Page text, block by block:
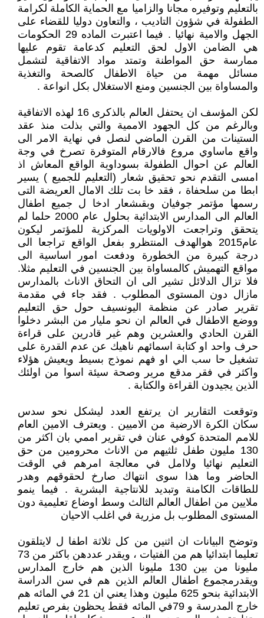
بالتعليم وتوفيره مجانا والزاميا مع الحماية الكاملة لكرامة
الطفولة في شؤون التاديب ، والتعاون دوليا للقضاء على
الجهل والامية نهائيا . فيما اعتبرت الماده 29 الحكومات
هي الضامن الاول لحق التعليم كدعامة تقوم عليها
ممارسة حق المواطنة وتمتد مواد الاتفاقية لتشمل
مسائل مهمة من حياة الاطفال كالصحة والتغذية
والمساواة بين الجنسين ومنع الاستغلال بكل انواعة .
لكن المؤسف ان يحتفل العالم بالذكرى 16 لهذه الاتفاقية
وبالرغم من كل الجهود الاممية والتي بذلت منذ عقد
الستينات من القرن الماضي لنصل في نهاية الامر الى
واقع ماساوي مروع فالارقام المتوفرة تصرخ في وجة
العالم عن احوال الطفولة بسوداوية الواقع المعاش اذ
امسى التقدم نحو تحقيق شعار (التعليم للجميع ) يسير
ابطا من سلحفاة ، فقد خا بت تلك الامال العريضة التى
رسمها مؤتمر جوفيان وبقىشعار ادخا ل جميع اطفال
العالم الى المدارس الابتدائية بحلول عام 2000 حلما لم
يتحقق وتراجعت الاولويات المركزية للمؤتمر ليكون
عام2015 هوالهدف المنتظرو بفعل الواقع تراجعا الى
درجة كبيرة من الخطورة ودفعت امور اساسية الى
مواقع التهميش كالمساواة بين الجنسين في التعليم مثلا.
فلا تزال الدلائل تشير الى ان التحاق الاناث بالمدارس
مازال دون المستوى المطلوب . فقد جاء في مقدمة
تقرير صادر عن منظمة اليونسيف حول حق التعليم
ووضع الاطفال في العالم ان نحو مليار من البشر دخلوا
القرن الحادي والعشرين وهم غير قادرين على قراءة
حرف واحد او كتابة اسمائهم ناهيك عن عدم القدرة على
تشغيل حا سب الي او فهم نموذج بسيط ويعيش هؤلاء
واكثر في فقر مدقع مرير وصحة سيئة اسوا من اولئك
الذين يجيدون القراءة والكتابة .
وتوقعت التقارير ان يرتفع العدد ليشكل نحو سدس
سكان الكرة الارضية من الاميين . ويعترف الامين العام
للامم المتحدة كوفي عنان في تقرير اممي بان اكثر من
130 مليون طفل ثلثيهم من الاناث محرومين من حق
التعليم نهائيا ولاامل في معالجة امرهم في الوقت
الحاضر وما هذا سوى انتهاك صارخ لحقوقهم وهدر
للطاقات الكامنة وتبديد للانتاجية البشرية . فيما ينمو
ملايين من اطفال العالم الثالث وسط اوضاع تعليمية دون
المستوى المطلوب بل مزرية في اغلب الاحيان
وتوضح البيانات ان اثنين من كل ثلاثة اطفا ل لايتلقون
تعليما ابتدائيا هم من الفتيات ، ويقدر عددهن باكثر من 73
مليونا من بين 130 مليونا الذين هم خارج المدارس
ويقدرمجموع اطفال العالم الذين هم في سن الدراسة
الابتدائية بنحو 625 مليون وهذا يعني ان 21 في المائه هم
خارج المدرسة و 79في المائه فقط يحظون بفرص تعليم